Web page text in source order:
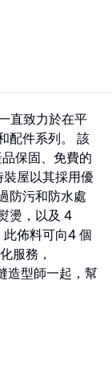
直致力於在平
配件系列。 該
保固、免費的
裝屋以其採用優
防污和防水處
燙，以及 4
佈料可向4 個
服務，
造型師一起，幫